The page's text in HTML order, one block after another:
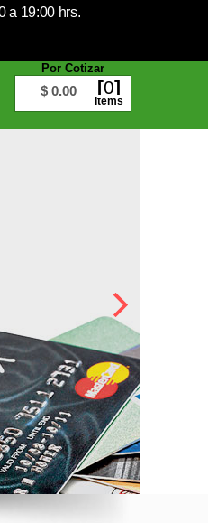
a 19:00 hrs.
Por Cotizar
$ 0.00 0
Items